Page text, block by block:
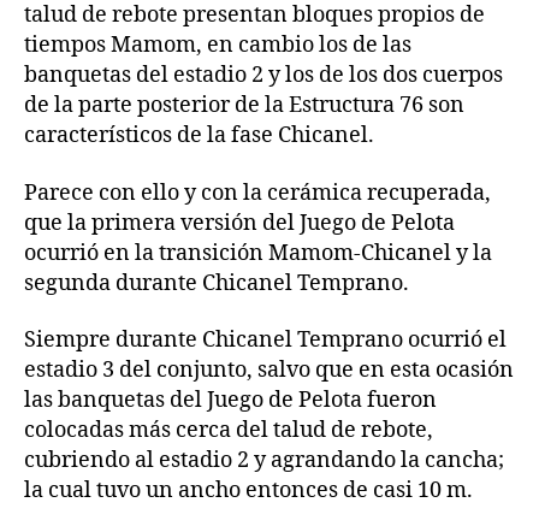
talud de rebote presentan bloques propios de
tiempos Mamom, en cambio los de las
banquetas del estadio 2 y los de los dos cuerpos
de la parte posterior de la Estructura 76 son
característicos de la fase Chicanel.
Parece con ello y con la cerámica recuperada,
que la primera versión del Juego de Pelota
ocurrió en la transición Mamom-Chicanel y la
segunda durante Chicanel Temprano.
Siempre durante Chicanel Temprano ocurrió el
estadio 3 del conjunto, salvo que en esta ocasión
las banquetas del Juego de Pelota fueron
colocadas más cerca del talud de rebote,
cubriendo al estadio 2 y agrandando la cancha;
la cual tuvo un ancho entonces de casi 10 m.